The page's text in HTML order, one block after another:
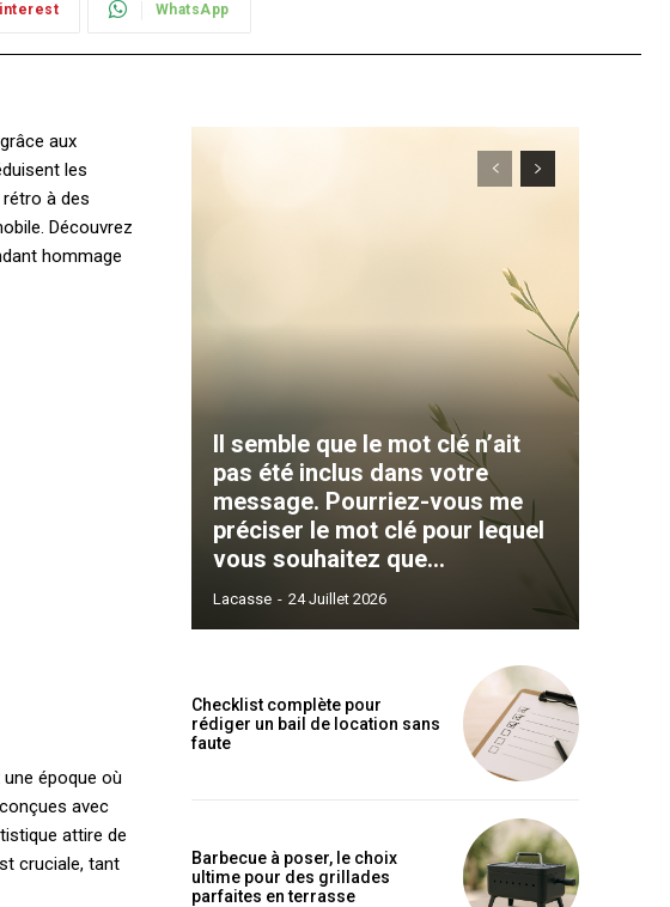
WhatsApp
aux
les
à des
Découvrez
hommage
époque où
avec
attire de
cruciale, tant
Il semble que le mot clé n’ait
pas été inclus dans votre
message. Pourriez-vous me
préciser le mot clé pour lequel
vous souhaitez que...
Lacasse - 24 Juillet 2026
Checklist complète pour
rédiger un bail de location sans
faute
Barbecue à poser, le choix
ultime pour des grillades
parfaites en terrasse